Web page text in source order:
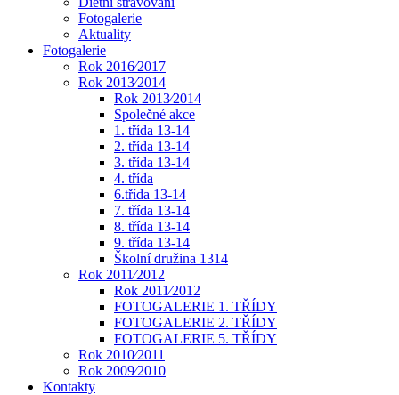
Fotogalerie
Aktuality
Fotogalerie
Rok 2016⁄2017
Rok 2013⁄2014
Rok 2013⁄2014
Společné akce
1. třída 13-14
2. třída 13-14
3. třída 13-14
4. třída
6.třída 13-14
7. třída 13-14
8. třída 13-14
9. třída 13-14
Školní družina 1314
Rok 2011⁄2012
Rok 2011⁄2012
FOTOGALERIE 1. TŘÍDY
FOTOGALERIE 2. TŘÍDY
FOTOGALERIE 5. TŘÍDY
Rok 2010⁄2011
Rok 2009⁄2010
Kontakty